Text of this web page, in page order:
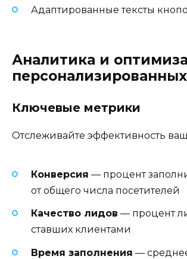
Адаптированные тексты
Аналитика и
Ключевые метрики
Отслеживайте эффективность
Конверсия — процент
от общего числа посетителей
Качество лидов — процент
ставших клиентами
Время заполнения —